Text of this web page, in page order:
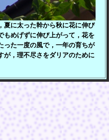
に太った幹から秋に花に伸び
もめげずに伸び上がって，花を
った一度の風で，一年の育ちが
が，理不尽さをダリアのために